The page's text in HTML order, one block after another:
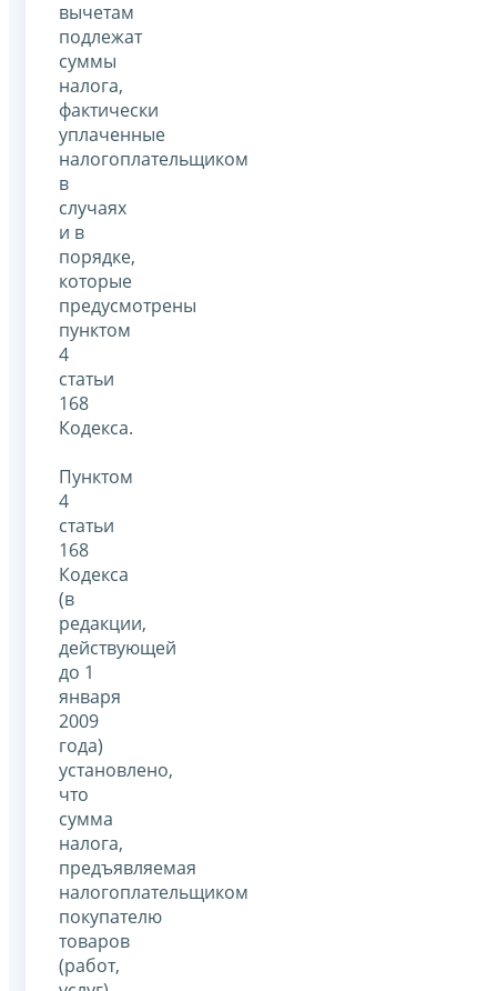
вычетам
подлежат
суммы
налога,
фактически
уплаченные
налогоплательщиком
в
случаях
и в
порядке,
которые
предусмотрены
пунктом
4
статьи
168
Кодекса.
Пунктом
4
статьи
168
Кодекса
(в
редакции,
действующей
до 1
января
2009
года)
установлено,
что
сумма
налога,
предъявляемая
налогоплательщиком
покупателю
товаров
(работ,